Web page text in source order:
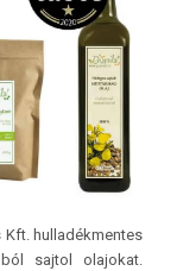
Kft. hulladékmentes
sajtol olajokat.